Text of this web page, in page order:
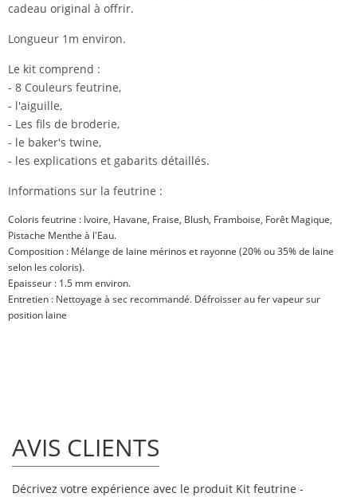
cadeau original à offrir.
Longueur 1m environ.
Le kit comprend :
- 8 Couleurs feutrine,
- l'aiguille,
- Les fils de broderie,
- le baker's twine,
- les explications et gabarits détaillés.
Informations sur la feutrine :
Coloris feutrine : Ivoire, Havane, Fraise, Blush, Framboise, Forêt Magique,
Pistache Menthe à l'Eau.
Composition : Mélange de laine mérinos et rayonne (20% ou 35% de laine
selon les coloris).
Epaisseur : 1.5 mm environ.
Entretien : Nettoyage à sec recommandé. Défroisser au fer vapeur sur
position laine
AVIS CLIENTS
Décrivez votre expérience avec le produit Kit feutrine -